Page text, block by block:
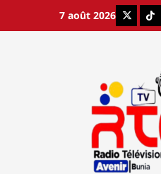
7 août 2026 X